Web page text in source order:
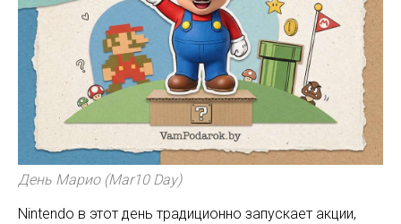
День Марио (Mar10 Day)
Nintendo в этот день традиционно запускает акции,